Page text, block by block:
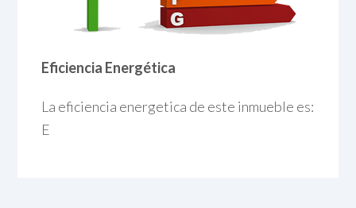
Eficiencia Energética
La eficiencia energetica de este inmueble es:
E